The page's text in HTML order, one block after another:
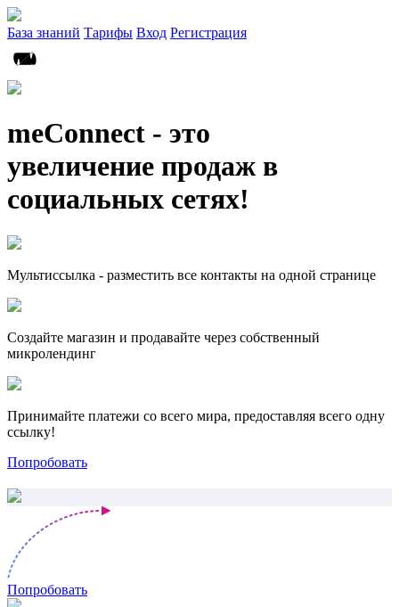
База знаний Тарифы Вход Регистрация
meConnect - это
увеличение продаж в
социальных сетях!
Мультиссылка - разместить все контакты на одной странице
Создайте магазин и продавайте через собственный
микролендинг
Принимайте платежи со всего мира, предоставляя всего одну
ссылку!
Попробовать
Попробовать